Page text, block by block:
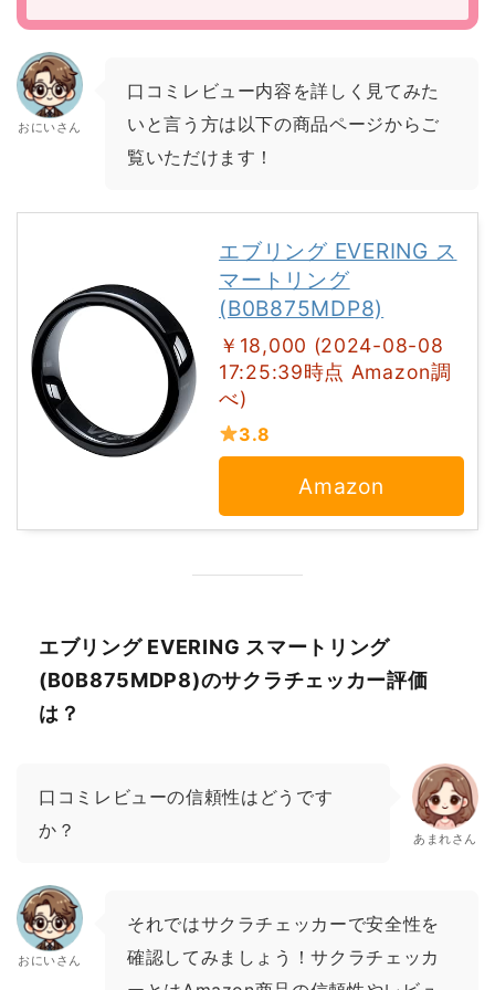
おにいさん
口コミレビュー内容を詳しく見てみた
いと言う方は以下の商品ページからご
覧いただけます！
エブリング EVERING ス
マートリング
(B0B875MDP8)
￥18,000 (2024-08-08
17:25:39時点 Amazon調
べ)
3.8
Amazon
エブリング EVERING スマートリング
(B0B875MDP8)のサクラチェッカー評価
は？
口コミレビューの信頼性はどうです
か？
あまれさん
おにいさん
それではサクラチェッカーで安全性を
確認してみましょう！サクラチェッカ